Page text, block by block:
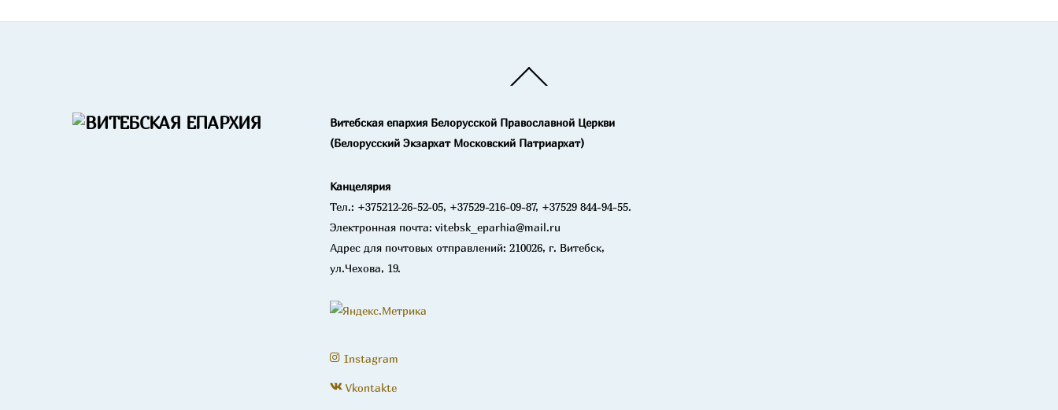
To
Витебская епархия Белорусской Православной Церкви
(Белорусский Экзархат Московский Патриархат)
Канцелярия
Тел.: +375212-26-52-05, +37529-216-09-87, +37529 844-94-55.
Электронная почта: vitebsk_eparhia@mail.ru
Адрес для почтовых отправлений: 210026, г. Витебск,
ул.Чехова, 19.
Instagram
Vkontakte